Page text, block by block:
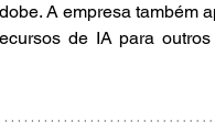
A empresa também
de IA para